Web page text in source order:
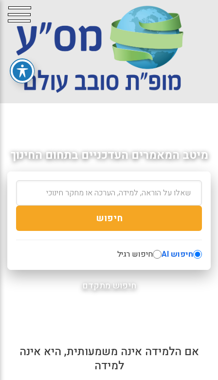
מיטב המאמרים העדכניים בתחום החינוך
חיפוש
חיפוש AI חיפוש רגיל
חיפוש מתקדם
אם הלמידה אינה משמעותית, היא אינה
למידה